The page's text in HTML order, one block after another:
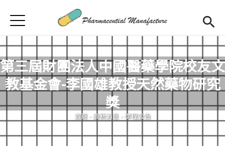
首頁
首頁
最新消息
學程簡介
Open
師資陣容
課程規劃
Jump to Navigation
Jump to Main content
第三屆財團法人中國醫藥學院校友文
教基金會-李國雄教授天然藥物研究
獎
您在這裡
首頁 - 最新消息 - 學程公告